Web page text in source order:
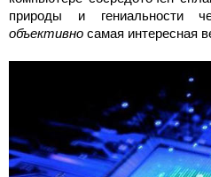
природы и гениальности
объективно самая интересная